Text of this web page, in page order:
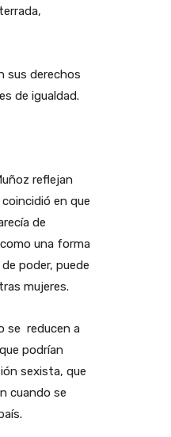
sus derechos
de igualdad.
reflejan
en que
de
una forma
poder, puede
mujeres.
se reducen a
podrían
sexista, que
cuando se